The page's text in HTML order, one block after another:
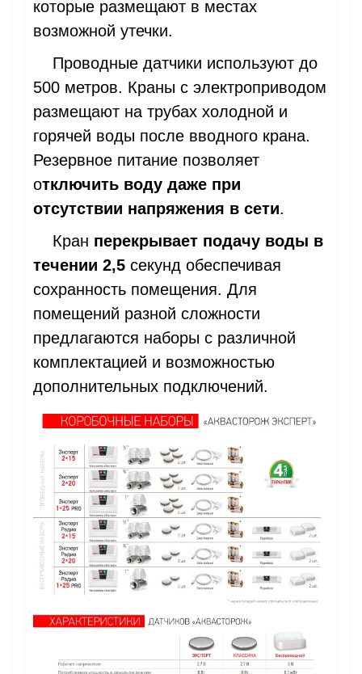
которые размещают в местах
возможной утечки.
Проводные датчики используют до
500 метров. Краны с электроприводом
размещают на трубах холодной и
горячей воды после вводного крана.
Резервное питание позволяет
отключить воду даже при
отсутствии напряжения в сети.
Кран перекрывает подачу воды в
течении 2,5 секунд обеспечивая
сохранность помещения. Для
помещений разной сложности
предлагаются наборы с различной
комплектацией и возможностью
дополнительных подключений.